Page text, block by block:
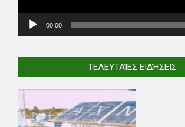
00:00
ΤΕΛΕΥΤΑΊΕΣ ΕΙΔΉΣΕΙΣ